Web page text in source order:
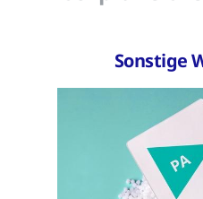
Sonstige